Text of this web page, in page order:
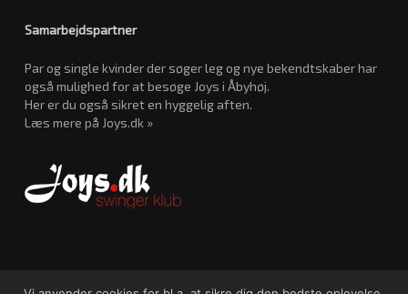
Samarbejdspartner
Par og single kvinder der søger leg og nye bekendtskaber har
også mulighed for at besøge Joys i Åbyhøj.
Her er du også sikret en hyggelig aften.
Læs mere på Joys.dk »